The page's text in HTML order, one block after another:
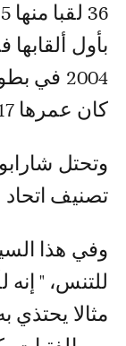
بأول
2004 في
كان عمرها 17 عاما.
تصنيف
وفي هذا
للتنس، "
مثالا يحتذي